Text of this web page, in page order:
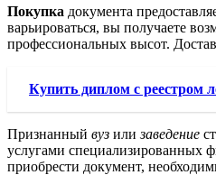
Покупка документа
варьироваться, вы получаете
профессиональных высот.
Купить диплом с реестром
Признанный вуз илизаведение
услугами специализированных
приобрести документ,